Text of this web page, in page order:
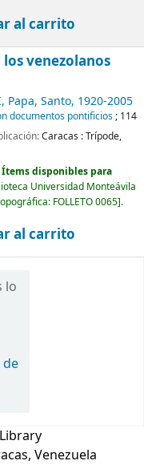
al carrito
los venezolanos
Papa, Santo, 1920-2005
documentos pontificios; 114
Caracas :Trípode,
Ítems disponibles para
Universidad Monteávila
FOLLETO 0065 .
al carrito
lo
Venezuela